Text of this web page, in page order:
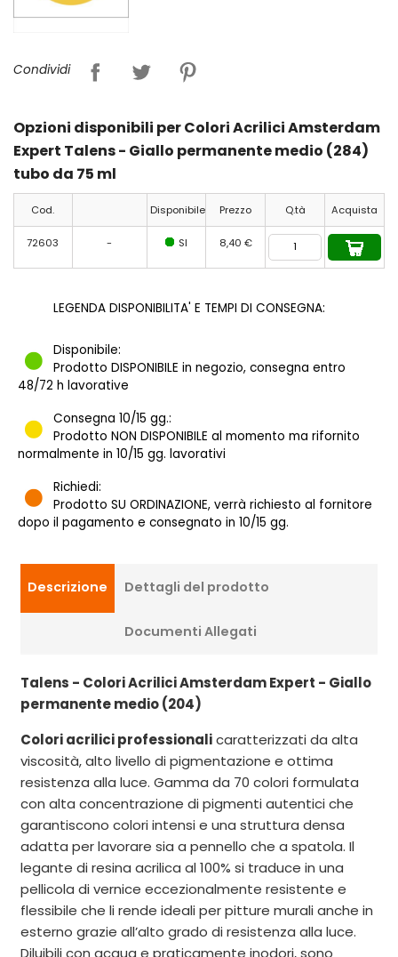
Condividi
Opzioni disponibili per Colori Acrilici Amsterdam
Expert Talens - Giallo permanente medio (284)
tubo da 75 ml
Cod. Disponibile Prezzo Q.tà Acquista
72603 - SI 8,40 €
LEGENDA DISPONIBILITA' E TEMPI DI CONSEGNA:
Disponibile:
Prodotto DISPONIBILE in negozio, consegna entro
48/72 h lavorative
Consegna 10/15 gg.:
Prodotto NON DISPONIBILE al momento ma rifornito
normalmente in 10/15 gg. lavorativi
Richiedi:
Prodotto SU ORDINAZIONE, verrà richiesto al fornitore
dopo il pagamento e consegnato in 10/15 gg.
Descrizione Dettagli del prodotto
Documenti Allegati
Talens - Colori Acrilici Amsterdam Expert - Giallo
permanente medio (204)
Colori acrilici professionalicaratterizzati da alta
viscosità, alto livello di pigmentazione e ottima
resistenza alla luce. Gamma da 70 colori formulata
con alta concentrazione di pigmenti autentici che
garantiscono colori intensi e una struttura densa
adatta per lavorare sia a pennello che a spatola. Il
legante di resina acrilica al 100% si traduce in una
pellicola di vernice eccezionalmente resistente e
flessibile che li rende ideali per pitture murali anche in
esterno grazie all’alto grado di resistenza alla luce.
Diluibili con acqua e praticamente inodori, sono